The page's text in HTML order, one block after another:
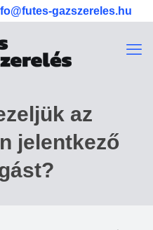
gazszereles.hu
az
jelentkező